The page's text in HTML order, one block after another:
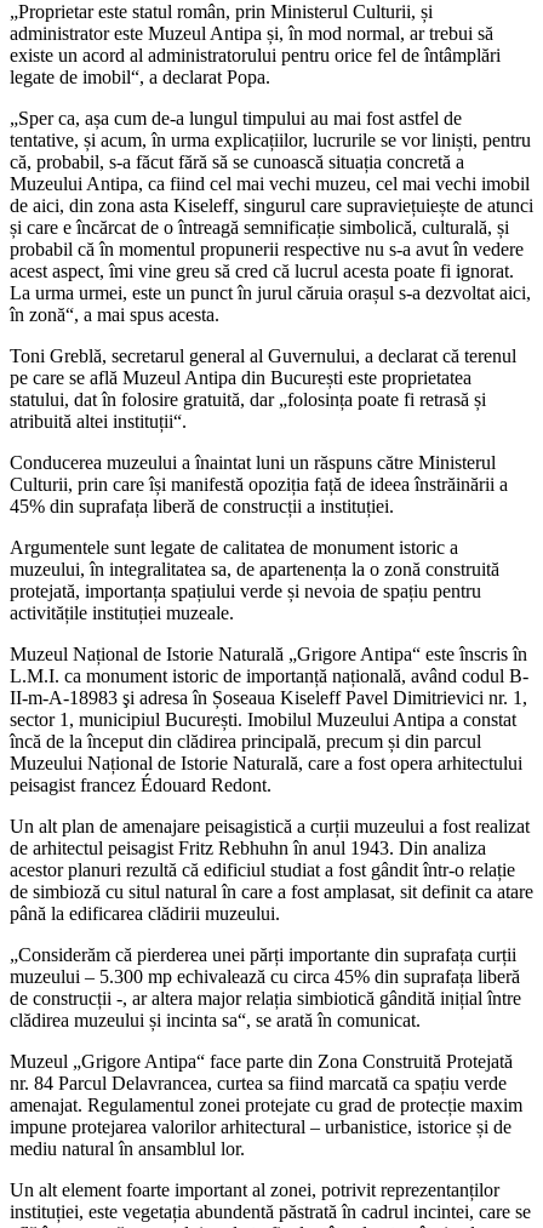
„Proprietar este statul român, prin Ministerul Culturii, și
administrator este Muzeul Antipa și, în mod normal, ar trebui să
existe un acord al administratorului pentru orice fel de întâmplări
legate de imobil“, a declarat Popa.
„Sper ca, așa cum de-a lungul timpului au mai fost astfel de
tentative, și acum, în urma explicațiilor, lucrurile se vor liniști, pentru
că, probabil, s-a făcut fără să se cunoască situația concretă a
Muzeului Antipa, ca fiind cel mai vechi muzeu, cel mai vechi imobil
de aici, din zona asta Kiseleff, singurul care supraviețuiește de atunci
și care e încărcat de o întreagă semnificație simbolică, culturală, și
probabil că în momentul propunerii respective nu s-a avut în vedere
acest aspect, îmi vine greu să cred că lucrul acesta poate fi ignorat.
La urma urmei, este un punct în jurul căruia orașul s-a dezvoltat aici,
în zonă“, a mai spus acesta.
Toni Greblă, secretarul general al Guvernului, a declarat că terenul
pe care se află Muzeul Antipa din București este proprietatea
statului, dat în folosire gratuită, dar „folosința poate fi retrasă și
atribuită altei instituții“.
Conducerea muzeului a înaintat luni un răspuns către Ministerul
Culturii, prin care își manifestă opoziția față de ideea înstrăinării a
45% din suprafața liberă de construcții a instituției.
Argumentele sunt legate de calitatea de monument istoric a
muzeului, în integralitatea sa, de apartenența la o zonă construită
protejată, importanța spațiului verde și nevoia de spațiu pentru
activitățile instituției muzeale.
Muzeul Național de Istorie Naturală „Grigore Antipa“ este înscris în
L.M.I. ca monument istoric de importanță națională, având codul B-
II-m-A-18983 şi adresa în Șoseaua Kiseleff Pavel Dimitrievici nr. 1,
sector 1, municipiul București. Imobilul Muzeului Antipa a constat
încă de la început din clădirea principală, precum și din parcul
Muzeului Național de Istorie Naturală, care a fost opera arhitectului
peisagist francez Édouard Redont.
Un alt plan de amenajare peisagistică a curții muzeului a fost realizat
de arhitectul peisagist Fritz Rebhuhn în anul 1943. Din analiza
acestor planuri rezultă că edificiul studiat a fost gândit într-o relație
de simbioză cu situl natural în care a fost amplasat, sit definit ca atare
până la edificarea clădirii muzeului.
„Considerăm că pierderea unei părți importante din suprafața curții
muzeului – 5.300 mp echivalează cu circa 45% din suprafața liberă
de construcții -, ar altera major relația simbiotică gândită inițial între
clădirea muzeului și incinta sa“, se arată în comunicat.
Muzeul „Grigore Antipa“ face parte din Zona Construită Protejată
nr. 84 Parcul Delavrancea, curtea sa fiind marcată ca spațiu verde
amenajat. Regulamentul zonei protejate cu grad de protecție maxim
impune protejarea valorilor arhitectural – urbanistice, istorice și de
mediu natural în ansamblul lor.
Un alt element foarte important al zonei, potrivit reprezentanților
instituției, este vegetația abundentă păstrată în cadrul incintei, care se